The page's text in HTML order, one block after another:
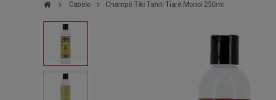
Cabelo Champô Tiki Tahiti Tiaré Monoi 250ml